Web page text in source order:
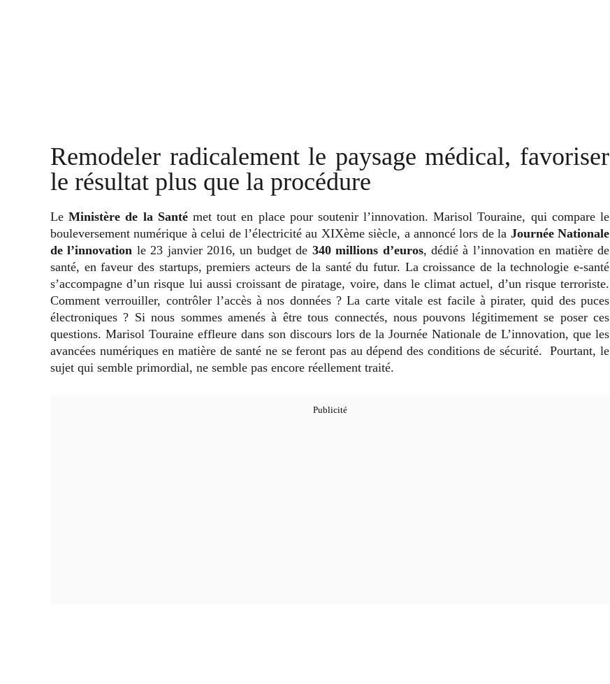
Remodeler radicalement le paysage médical, favoriser
le résultat plus que la procédure
Le Ministère de la Santémet tout en place pour soutenir l’innovation. Marisol Touraine, qui compare le
bouleversement numérique à celui de l’électricité au XIXème siècle, a annoncé lors de la Journée Nationale
de l’innovation le 23 janvier 2016, un budget de 340 millions d’euros, dédié à l’innovation en matière de
santé, en faveur des startups, premiers acteurs de la santé du futur. La croissance de la technologie e-santé
s’accompagne d’un risque lui aussi croissant de piratage, voire, dans le climat actuel, d’un risque terroriste.
Comment verrouiller, contrôler l’accès à nos données ? La carte vitale est facile à pirater, quid des puces
électroniques ? Si nous sommes amenés à être tous connectés, nous pouvons légitimement se poser ces
questions. Marisol Touraine effleure dans son discours lors de la Journée Nationale de L’innovation, que les
avancées numériques en matière de santé ne se feront pas au dépend des conditions de sécurité. Pourtant, le
sujet qui semble primordial, ne semble pas encore réellement traité.